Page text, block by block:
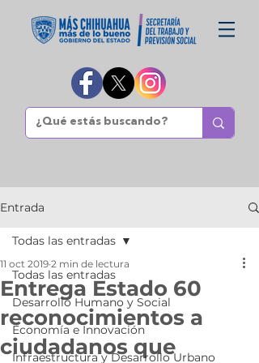
Entrada
Todas las entradas
Desarrollo Humano y Social
Economía e Innovación
Infraestructura y Desarrollo Urbano
Todas las entradas
Entrega Estado 60
reconocimientos a
ciudadanos que
11 oct 2019 2 min de lectura